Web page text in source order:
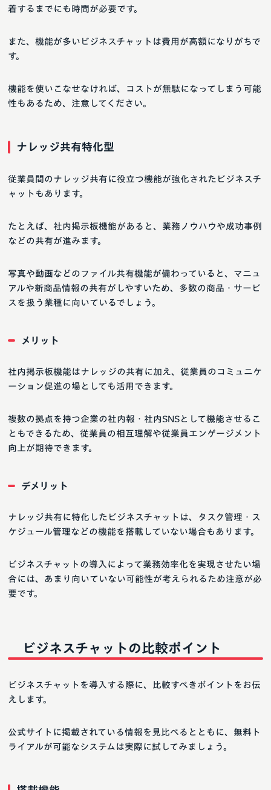
着するまでにも時間が必要です。
また、機能が多いビジネスチャットは費用が高額になりがちで
す。
機能を使いこなせなければ、コストが無駄になってしまう可能
性もあるため、注意してください。
ナレッジ共有特化型
従業員間のナレッジ共有に役立つ機能が強化されたビジネスチ
ャットもあります。
たとえば、社内掲示板機能があると、業務ノウハウや成功事例
などの共有が進みます。
写真や動画などのファイル共有機能が備わっていると、マニュ
アルや新商品情報の共有がしやすいため、多数の商品・サービ
スを扱う業種に向いているでしょう。
メリット
社内掲示板機能はナレッジの共有に加え、従業員のコミュニケ
ーション促進の場としても活用できます。
複数の拠点を持つ企業の社内報・社内SNSとして機能させるこ
ともできるため、従業員の相互理解や従業員エンゲージメント
向上が期待できます。
デメリット
ナレッジ共有に特化したビジネスチャットは、タスク管理・ス
ケジュール管理などの機能を搭載していない場合もあります。
ビジネスチャットの導入によって業務効率化を実現させたい場
合には、あまり向いていない可能性が考えられるため注意が必
要です。
ビジネスチャットの比較ポイント
ビジネスチャットを導入する際に、比較すべきポイントをお伝
えします。
公式サイトに掲載されている情報を見比べるとともに、無料ト
ライアルが可能なシステムは実際に試してみましょう。